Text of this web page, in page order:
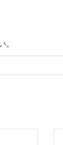
。